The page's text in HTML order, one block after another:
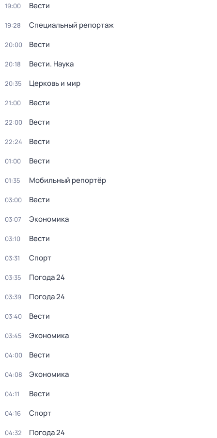
19:00 Вести
19:28 Специальный репортаж
20:00 Вести
20:18 Вести. Наука
20:35 Церковь и мир
21:00 Вести
22:00 Вести
22:24 Вести
01:00 Вести
01:35 Мобильный репортёр
03:00 Вести
03:07 Экономика
03:10 Вести
03:31 Спорт
03:35 Погода 24
03:39 Погода 24
03:40 Вести
03:45 Экономика
04:00 Вести
04:08 Экономика
04:11 Вести
04:16 Спорт
04:32 Погода 24